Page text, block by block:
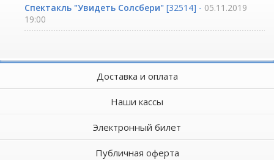
Спектакль "Увидеть Солсбери" [32514] - 05.11.2019
19:00
Доставка и оплата
Наши кассы
Электронный билет
Публичная оферта